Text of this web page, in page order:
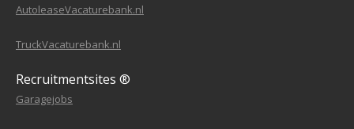
AutoleaseVacaturebank.nl
TruckVacaturebank.nl
Recruitmentsites ®
Garagejobs